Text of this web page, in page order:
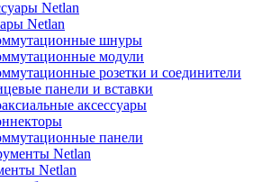
Netlan
шнуры
модули
розетки и соединители
панели и вставки
аксессуары
панели
Netlan